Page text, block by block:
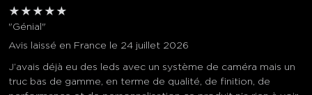
★ ★ ★ ★ ★
"Génial"
Avis laissé en France le 24 juillet 2026
J’avais déjà eu des leds avec un système de caméra mais un
truc bas de gamme, en terme de qualité, de finition, de